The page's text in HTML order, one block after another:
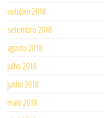
outubro 2018
setembro 2018
agosto 2018
julho 2018
junho 2018
maio 2018